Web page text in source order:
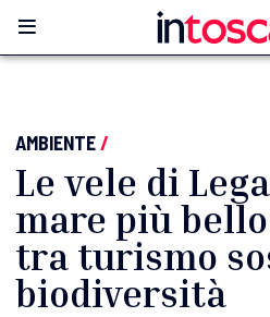
AMBIENTE/
Le vele di
mare più
tra turismo
biodiversità